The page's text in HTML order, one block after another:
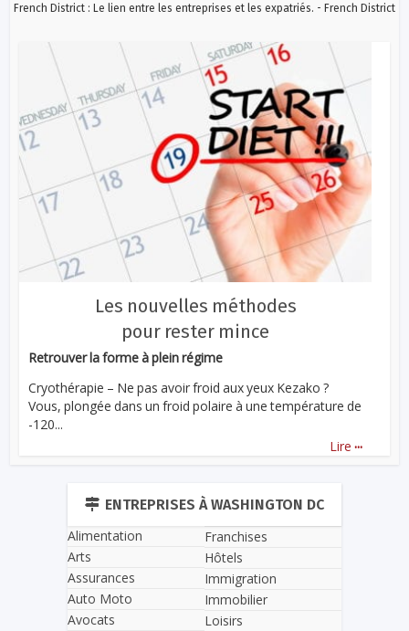
French District : Le lien entre les entreprises et les expatriés. - French District
Les nouvelles méthodes
pour rester mince
Retrouver la forme à plein régime
Cryothérapie – Ne pas avoir froid aux yeux Kezako ?
Vous, plongée dans un froid polaire à une température de
-120...
Lire ...
ENTREPRISES À WASHINGTON DC
Alimentation
Arts
Assurances
Auto Moto
Avocats
Franchises
Hôtels
Immigration
Immobilier
Loisirs